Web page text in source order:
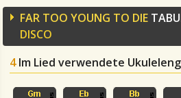
FAR TOO YOUNG TO DIE
DISCO
4 Im Lied verwendete